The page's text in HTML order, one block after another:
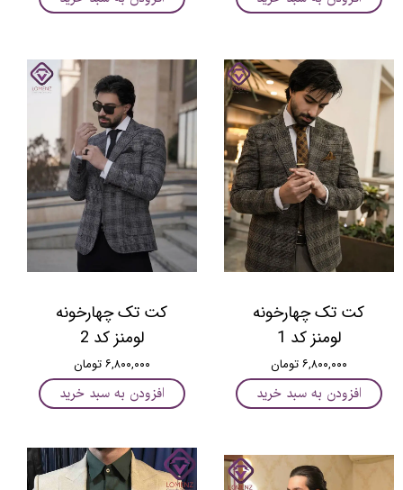
کت تک چهارخونه
لومنز کد 1
۶,۸۰۰,۰۰۰ تومان
افزودن به سبد خرید
کت تک چهارخونه
لومنز کد 2
۶,۸۰۰,۰۰۰ تومان
افزودن به سبد خرید